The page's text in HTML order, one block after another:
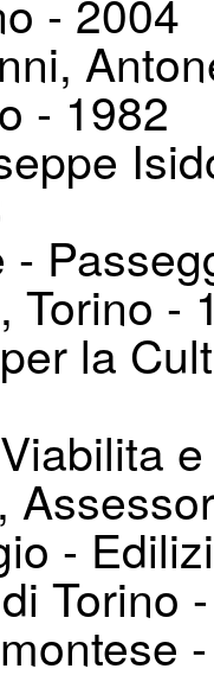
- 1982
Torino -
la
-
Torino